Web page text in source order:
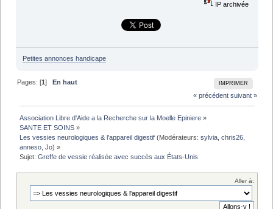
IP archivée
Petites annonces handicape
IMPRIMER
Pages: [1]
En haut
« précédent suivant »
Association Libre d'Aide a la Recherche sur la Moelle Epiniere »
SANTE ET SOINS »
Les vessies neurologiques & l'appareil digestif (Modérateurs:sylvia ,chris26
anneso ,Jo) »
Sujet:Greffe de vessie réalisée avec succès aux États-Unis
Aller à: